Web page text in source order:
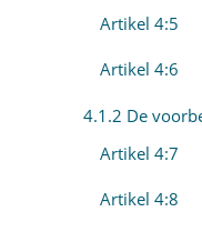
Artikel 4:5
Artikel 4:6
4.1.2 De
Artikel 4:7
Artikel 4:8